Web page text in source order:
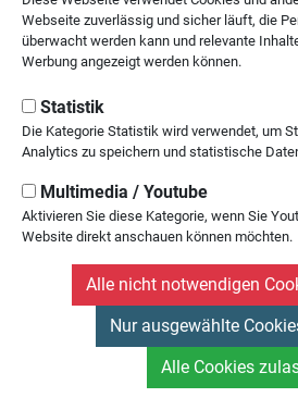
SEKTION TÜBINGEN
des Deutschen Alpenvereins
Kornhausstr. 21
Tel: 07071 / 23 45 1
Impressum
© DAV Sektion Tübingen - Alle
Webseite zuverlässig und sicher läuft, die
überwacht werden kann und relevante
Werbung angezeigt werden können.
Statistik
Die Kategorie Statistik wird verwendet, um
Analytics zu speichern und statistische
Multimedia / Youtube
Aktivieren Sie diese Kategorie, wenn Sie
Website direkt anschauen können möchten.
Alle nicht notwendigen
Nur ausgewählte
Alle Cookies